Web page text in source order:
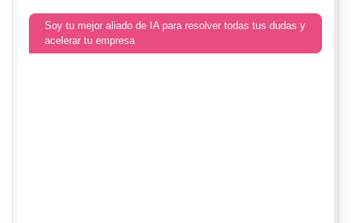
Soy tu mejor aliado de IA para resolver todas tus dudas y
acelerar tu empresa